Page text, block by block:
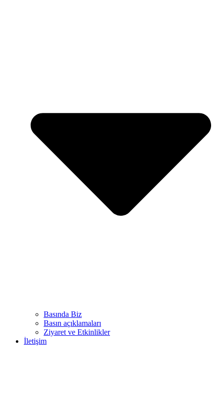
Basında Biz
Basın açıklamaları
Ziyaret ve Etkinlikler
İletişim